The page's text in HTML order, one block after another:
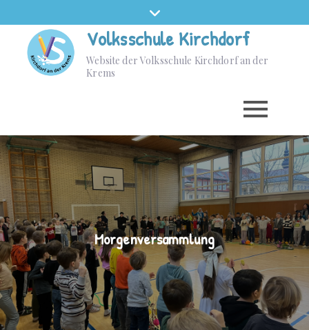
Volksschule Kirchdorf
Website der Volksschule Kirchdorf an der
Krems
Morgenversammlung